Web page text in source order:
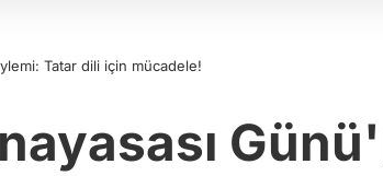
Tatar dili için mücadele!